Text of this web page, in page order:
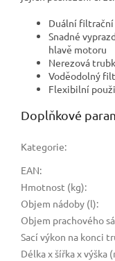
Duální
Snadné
hlavě motoru
Nerezová
Voděodolný
Flexibilní
Doplňkové
Kategorie:
EAN:
Hmotnost (kg):
Objem nádoby (l):
Objem prachového
Sací výkon na konci
Délka x šířka x výška